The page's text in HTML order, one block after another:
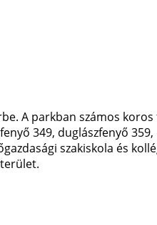
A parkban számos
349, duglászfenyő
szakiskola és